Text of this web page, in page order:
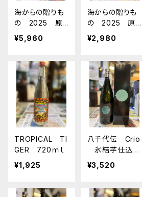
海からの贈りも
の 2025 原
酒（37％） 1800
¥5,960
海からの贈りも
の 2025 原
酒（37％） 72
0ml
¥2,980
TROPICAL TI
GER 720ｍｌ
¥1,925
八千代伝 Crio
氷結芋仕込み
1800ml
¥3,520